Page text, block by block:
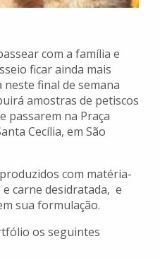
com a família e
ficar ainda mais
final de semana
amostras de petiscos
passarem na Praça
Cecília, em São
com matéria-
carne desidratada, e
sua formulação.
os seguintes